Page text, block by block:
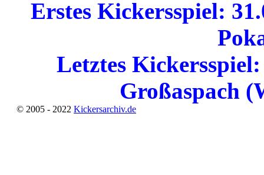
Erstes Kickersspiel:
Letztes
Großaspach
© 2005 - 2022 Kickersarchiv.de